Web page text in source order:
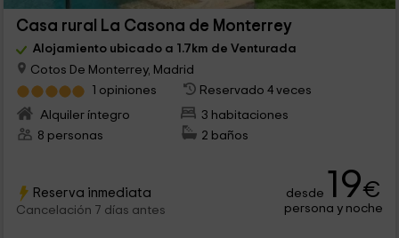
Casa rural La Casona de Monterrey
Alojamiento ubicado a 1.7km de Venturada
Cotos De Monterrey, Madrid
1 opiniones
Reservado 4 veces
Alquiler íntegro
3 habitaciones
8 personas
2 baños
Reserva inmediata
Cancelación 7 días antes
desde 19€
persona y noche